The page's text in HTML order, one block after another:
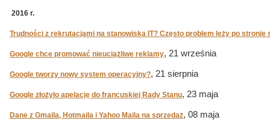
2016 r.
Trudności z rekrutacjami na stanowiska IT? Często problem leży po
Google chce promować nieuciążliwe reklamy, 21 września
Google tworzy nowy system operacyjny?, 21 sierpnia
Google złożyło apelację do francuskiej Rady Stanu, 23 maja
Dane z Gmaila, Hotmaila i Yahoo Maila na sprzedaż, 08 maja